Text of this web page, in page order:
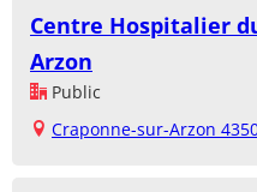
Centre Hospitalier
Arzon
Public
Craponne-sur-Arzon